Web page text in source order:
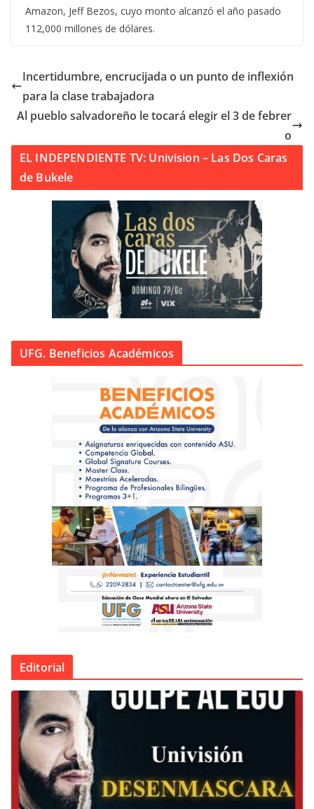
Amazon, Jeff Bezos, cuyo monto alcanzó el año pasado
112,000 millones de dólares.
Incertidumbre, encrucijada o un punto de inflexión
para la clase trabajadora
Al pueblo salvadoreño le tocará elegir el 3 de febrer
o
EL INDEPENDIENTE TV: Univision – Las Dos Caras
de Bukele
UFG. Beneficios Académicos
Editorial